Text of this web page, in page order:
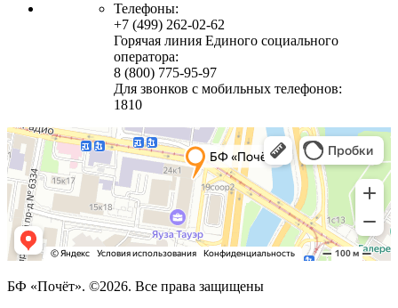
Телефоны:
+7 (499) 262-02-62
Горячая линия Единого социального
оператора:
8 (800) 775-95-97
Для звонков с мобильных телефонов:
1810
БФ «Почёт». ©2026. Все права защищены